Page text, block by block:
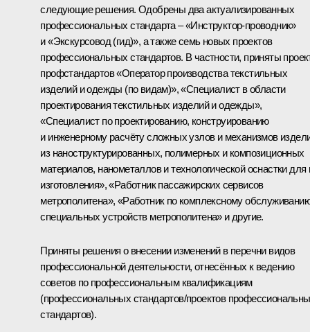
следующие решения. Одобрены два актуализированных
профессиональных стандарта – «Инструктор-проводник»
и «Экскурсовод (гид)», а также семь новых проектов
профессиональных стандартов. В частности, приняты
профстандартов «Оператор производства текстильных
изделий и одежды (по видам)», «Специалист в области
проектирования текстильных изделий и одежды»,
«Специалист по проектированию, конструированию
и инженерному расчёту сложных узлов и механизмов
из наноструктурированных, полимерных и композиционных
материалов, нанометаллов и технологической оснастки для
изготовления», «Работник пассажирских сервисов
метрополитена», «Работник по комплексному
специальных устройств метрополитена» и другие.
Приняты решения о внесении изменений в перечни видов
профессиональной деятельности, отнесённых к ведению
советов по профессиональным квалификациям
(профессиональных стандартов/проектов
стандартов).